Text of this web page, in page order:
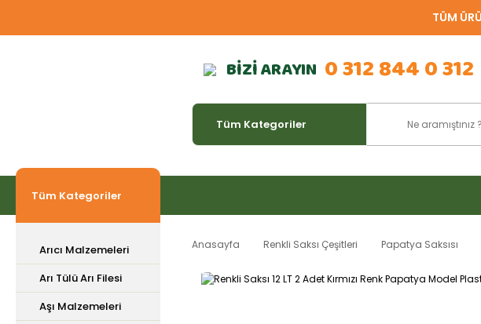
TÜM
BİZİ ARAYIN 0 312 844 0 312
Tüm Kategoriler
Arıcı Malzemeleri
Arı Tülü Arı Filesi
Aşı Malzemeleri
Anasayfa Renkli Saksı Çeşitleri Papatya Saksısı